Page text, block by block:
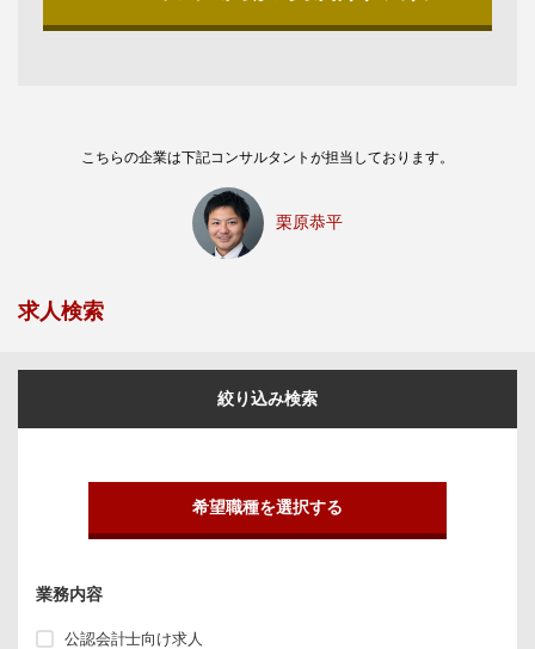
こちらの企業は下記コンサルタントが担当しております。
栗原恭平
求人検索
絞り込み検索
希望職種を選択する
業務内容
公認会計士向け求人